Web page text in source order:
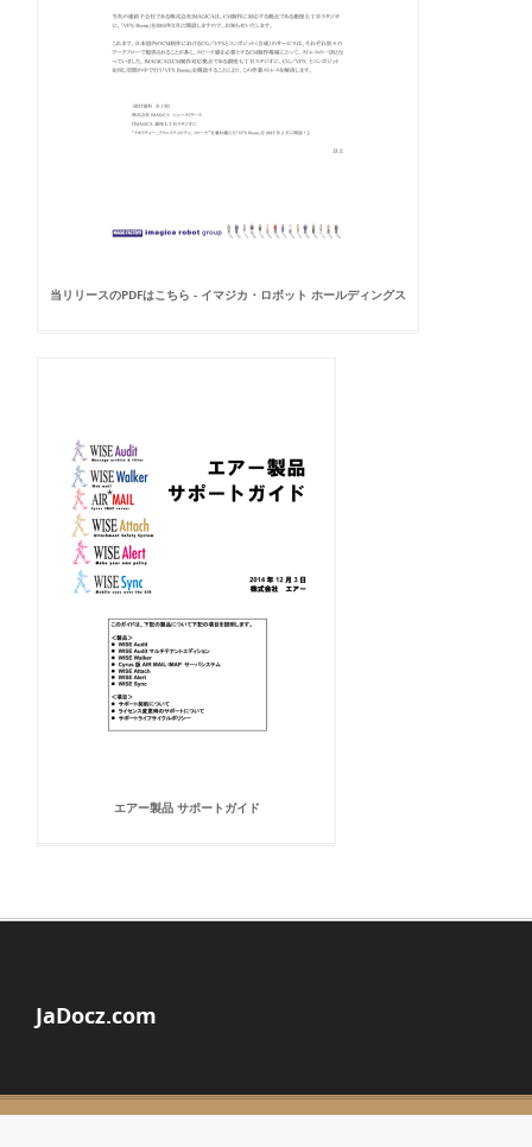
当リリースのPDFはこちら - イマジカ・ロボット ホールディングス
エアー製品 サポートガイド
JaDocz.com